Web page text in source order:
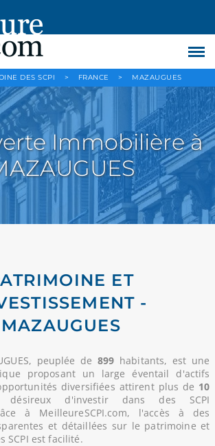
DES SCPI > FRANCE > MAZAUGUES
Immobilière à
ET
-
MAZAUGUES
peuplée de899 habitants, est une
proposant un large éventail d'actifs
diversifiées attirent plus de 10
d'investir dans des SCPI
à MeilleureSCPI.com, l'accès à des
et détaillées sur le patrimoine et
SCPI est facilité.